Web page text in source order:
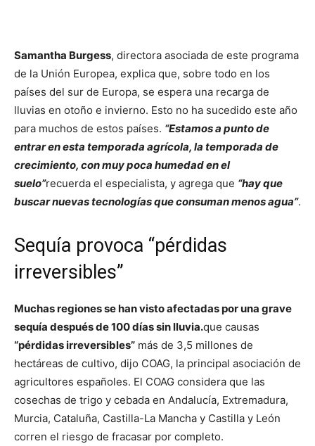
Samantha Burgess, directora asociada de este programa
de la Unión Europea, explica que, sobre todo en los
países del sur de Europa, se espera una recarga de
lluvias en otoño e invierno. Esto no ha sucedido este año
para muchos de estos países. “Estamos a punto de
entrar en esta temporada agrícola, la temporada de
crecimiento, con muy poca humedad en el
suelo”recuerda el especialista, y agrega que “hay que
buscar nuevas tecnologías que consuman menos agua”.
Sequía provoca “pérdidas
irreversibles”
Muchas regiones se han visto afectadas por una grave
sequía después de 100 días sin lluvia.que causas
“pérdidas irreversibles” más de 3,5 millones de
hectáreas de cultivo, dijo COAG, la principal asociación de
agricultores españoles. El COAG considera que las
cosechas de trigo y cebada en Andalucía, Extremadura,
Murcia, Cataluña, Castilla-La Mancha y Castilla y León
corren el riesgo de fracasar por completo.